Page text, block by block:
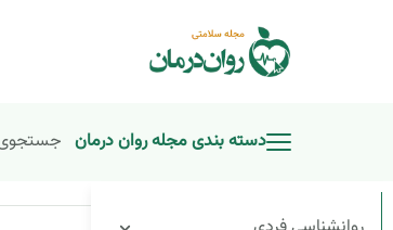
دسته بندی مجله روان درمان